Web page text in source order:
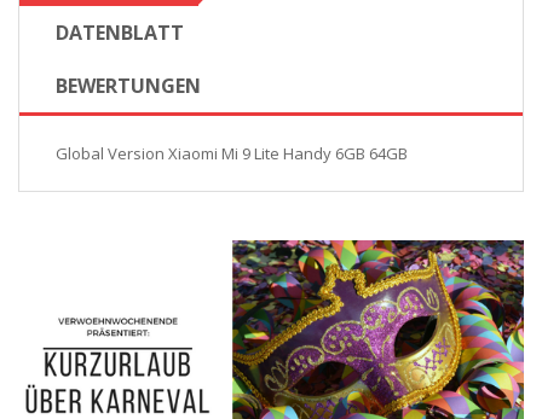
DATENBLATT
BEWERTUNGEN
Global Version Xiaomi Mi 9 Lite Handy 6GB 64GB